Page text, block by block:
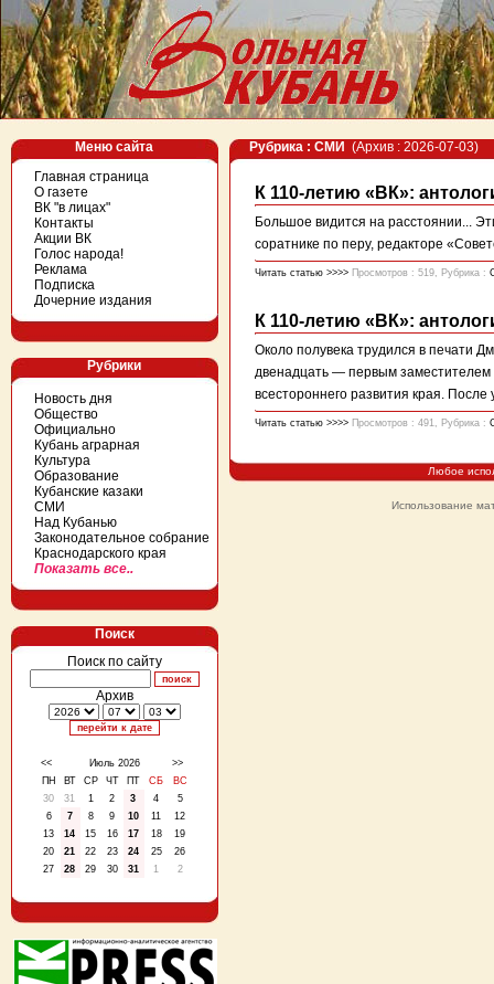
Меню сайта
Главная страница
О газете
ВК "в лицах"
Контакты
Акции ВК
Голос народа!
Реклама
Подписка
Дочерние издания
Рубрики
Новость дня
Общество
Официально
Кубань аграрная
Культура
Образование
Кубанские казаки
СМИ
Над Кубанью
Законодательное собрание
Краснодарского края
Показать все..
Поиск
Поиск по сайту
Архив
<< Июль 2026
>>
ПН
ВТ СР ЧТ ПТ СБ
ВС
30
31 1 2 3 4
5
6
7 8 9 10 11
12
13
14 15 16 17 18
19
20
21 22 23 24 25
26
27
28 29 30 31 1 2
Рубрика : СМИ (Архив : 2026-07-03)
К 110-летию «ВК»:
Большое видится на расстоянии...
соратнике по перу, редакторе
Читать статью >>>> Просмотров : 519, Рубрика :
К 110-летию «ВК»:
Около полувека трудился в печати
двенадцать — первым заместителем
всестороннего развития края.
Читать статью >>>> Просмотров : 491, Рубрика :
Любое
Использование